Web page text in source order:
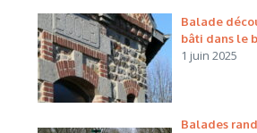
Balade
bâti dans le
1 juin 2025
Balades